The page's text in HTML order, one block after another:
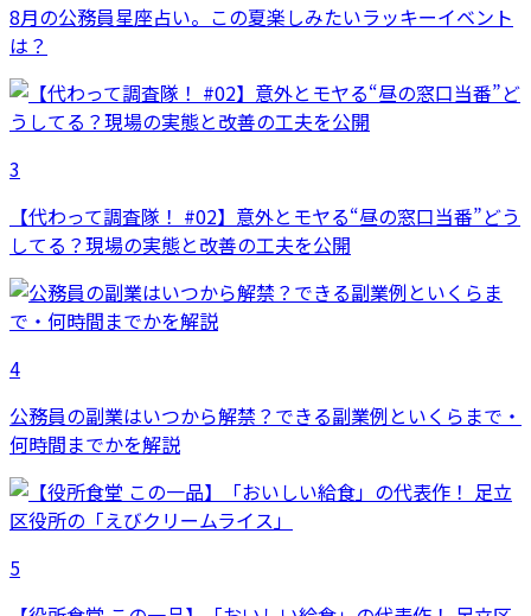
8月の公務員星座占い。この夏楽しみたいラッキーイベント
は？
3
【代わって調査隊！ #02】意外とモヤる“昼の窓口当番”どう
してる？現場の実態と改善の工夫を公開
4
公務員の副業はいつから解禁？できる副業例といくらまで・
何時間までかを解説
5